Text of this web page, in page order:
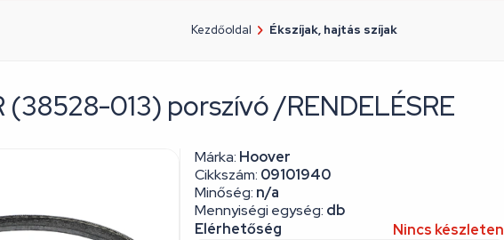
Kezdőoldal Ékszíjak, hajtás szíjak
(38528-013) porszívó /RENDELÉSRE
Márka: Hoover
Cikkszám: 09101940
Minőség: n/a
Mennyiségi egység: db
Elérhetőség
Nincs készleten